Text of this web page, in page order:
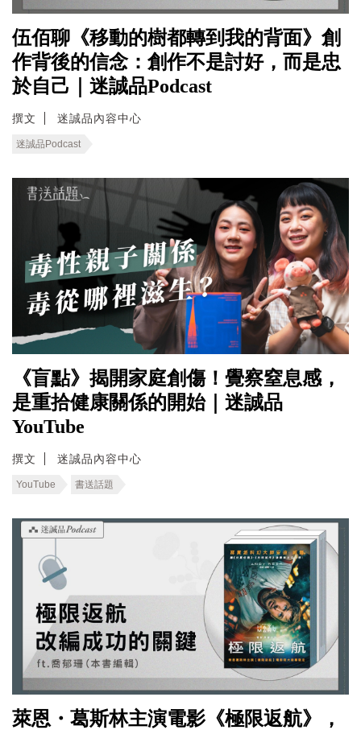
伍佰聊《移動的樹都轉到我的背面》創
作背後的信念：創作不是討好，而是忠
於自己｜迷誠品Podcast
撰文 迷誠品內容中心
迷誠品Podcast
《盲點》揭開家庭創傷！覺察窒息感，
是重拾健康關係的開始｜迷誠品
YouTube
撰文 迷誠品內容中心
YouTube 書送話題
萊恩・葛斯林主演電影《極限返航》，